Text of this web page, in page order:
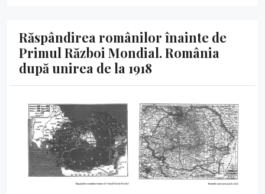
Răspândirea românilor înainte de
Primul Război Mondial. România
după unirea de la 1918